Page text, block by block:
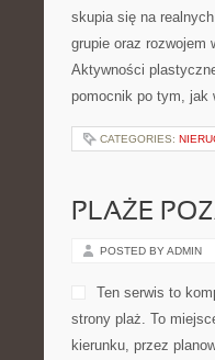
skupia się na
grupie oraz rozwojem
Aktywności
pomocnik po tym, jak
CATEGORIES:
PLAŻE
POSTED BY ADMIN
Ten serwis to
strony plaż. To
kierunku, przez